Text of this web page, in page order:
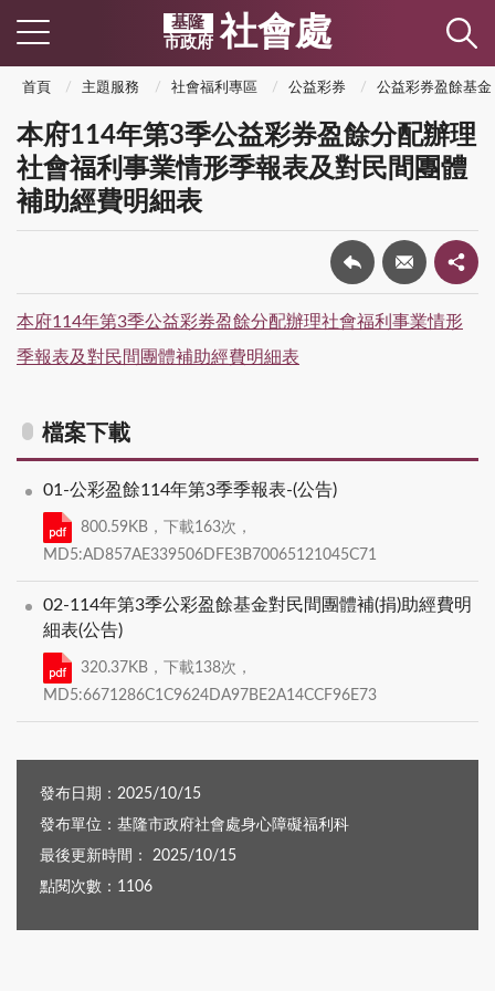
基隆
市政府 社會處
首頁 主題服務 社會福利專區 公益彩券 公益彩券盈餘基金
本府114年第3季公益彩券盈餘分配辦理
社會福利事業情形季報表及對民間團體
補助經費明細表
本府114年第3季公益彩券盈餘分配辦理社會福利事業情形
季報表及對民間團體補助經費明細表
檔案下載
01-公彩盈餘114年第3季季報表-(公告)
800.59KB，下載163次，
MD5:AD857AE339506DFE3B70065121045C71
02-114年第3季公彩盈餘基金對民間團體補(捐)助經費明
細表(公告)
320.37KB，下載138次，
MD5:6671286C1C9624DA97BE2A14CCF96E73
發布日期：2025/10/15
發布單位：基隆市政府社會處身心障礙福利科
最後更新時間： 2025/10/15
點閱次數：1106